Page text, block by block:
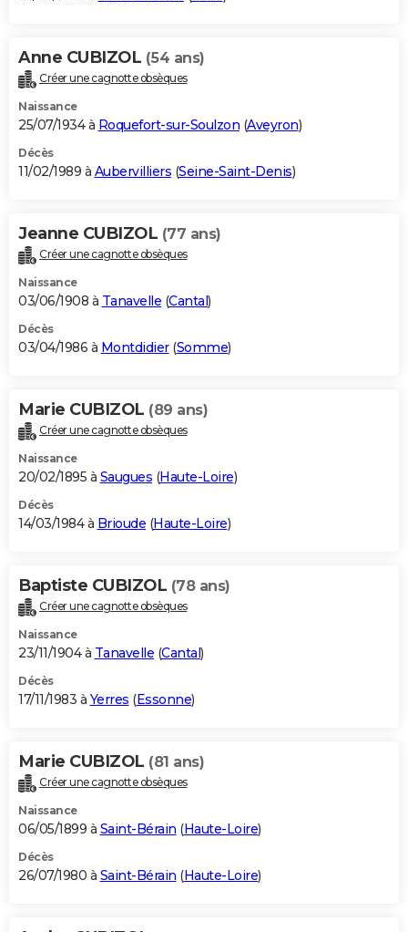
Anne CUBIZOL (54 ans)
Créer une cagnotte obsèques
Naissance
25/07/1934 à Roquefort-sur-Soulzon (Aveyron)
Décès
11/02/1989 à Aubervilliers (Seine-Saint-Denis)
Jeanne CUBIZOL (77 ans)
Créer une cagnotte obsèques
Naissance
03/06/1908 à Tanavelle (Cantal)
Décès
03/04/1986 à Montdidier(Somme)
Marie CUBIZOL (89 ans)
Créer une cagnotte obsèques
Naissance
20/02/1895 à Saugues (Haute-Loire)
Décès
14/03/1984 à Brioude (Haute-Loire)
Baptiste CUBIZOL (78 ans)
Créer une cagnotte obsèques
Naissance
23/11/1904 à Tanavelle (Cantal)
Décès
17/11/1983 à Yerres (Essonne)
Marie CUBIZOL (81 ans)
Créer une cagnotte obsèques
Naissance
06/05/1899 à Saint-Bérain (Haute-Loire)
Décès
26/07/1980 à Saint-Bérain (Haute-Loire)